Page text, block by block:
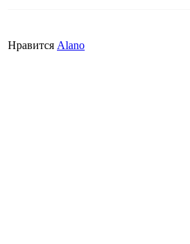
Нравится Alano